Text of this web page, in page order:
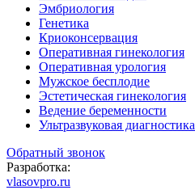
Эмбриология
Генетика
Криоконсервация
Оперативная гинекология
Оперативная урология
Мужское бесплодие
Эстетическая гинекология
Ведение беременности
Ультразвуковая диагностика
Обратный звонок
Разработка:
vlasovpro.ru